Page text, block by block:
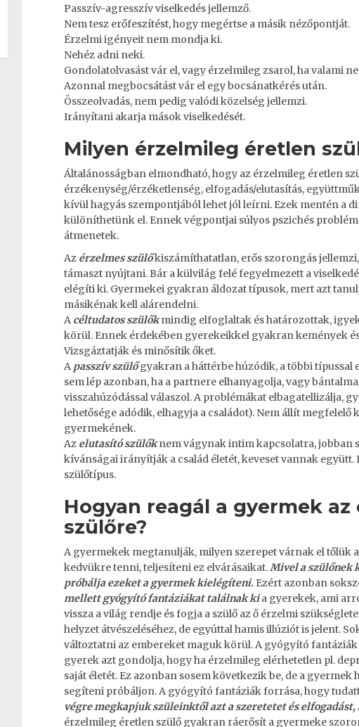
Passzív-agresszív viselkedés jellemző.
Nem tesz erőfeszítést, hogy megértse a másik nézőpontját.
Érzelmi igényeit nem mondja ki.
Nehéz adni neki.
Gondolatolvasást vár el, vagy érzelmileg zsarol, ha valami
Azonnal megbocsátást vár el egy bocsánatkérés után.
Összeolvadás, nem pedig valódi közelség jellemzi.
Irányítani akarja mások viselkedését.
Milyen érzelmileg éretlen
Általánosságban elmondható, hogy az érzelmileg éretlen
érzékenység/érzéketlenség, elfogadás/elutasítás,
kívül hagyás szempontjából lehet jól leírni. Ezek mentén a
különíthetünk el. Ennek végpontjai súlyos pszichés
átmenetek.
Az érzelmes szülőkiszámíthatatlan, erős szorongás
támaszt nyújtani. Bár a külvilág felé fegyelmezett a
elégíti ki. Gyermekei gyakran áldozat típusok, mert azt
másikénak kell alárendelni.
A céltudatos szülőkmindig elfoglaltak és határozottak,
körül. Ennek érdekében gyerekeikkel gyakran kemények
Vizsgáztatják és minősítik őket.
A passzív szülőgyakran a háttérbe húzódik, a többi típussal
sem lép azonban, ha a partnere elhanyagolja, vagy
visszahúzódással válaszol. A problémákat elbagatellizálja,
lehetősége adódik, elhagyja a családot). Nem állít megfelelő
gyermekének.
Az elutasító szülőknem vágynak intim kapcsolatra, jobban
kívánságai irányítják a család életét, keveset vannak együtt.
szülőtípus.
Hogyan reagál a gyermek
szülőre?
A gyermekek megtanulják, milyen szerepet várnak el tőlük
kedvükre tenni, teljesíteni ez elvárásaikat.Mivel a szülőnek
próbálja ezeket a gyermek kielégíteni. Ezért azonban
mellett gyógyító fantáziákat találnak kia gyerekek, ami
vissza a világ rendje és fogja a szülő az ő érzelmi
helyzet átvészeléséhez, de egyúttal hamis illúziót is jelent.
változtatni az embereket maguk körül. A gyógyító
gyerek azt gondolja, hogy ha érzelmileg elérhetetlen pl.
saját életét. Ez azonban sosem következik be, de a
segíteni próbáljon. A gyógyító fantáziák forrása, hogy
végre megkapjuk szüleinktől azt a szeretetet és
érzelmileg éretlen szülő gyakran ráerősít a gyermeke